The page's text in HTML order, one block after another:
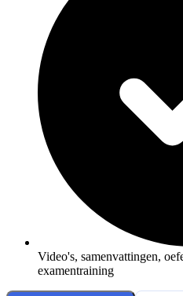
Video's, samenvattingen,
examentraining